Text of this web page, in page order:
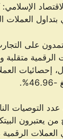
الإسلامي:
بتداول العملات
على
الرقمية
إحصائيات
التوصيات
يعتبرون
العملات